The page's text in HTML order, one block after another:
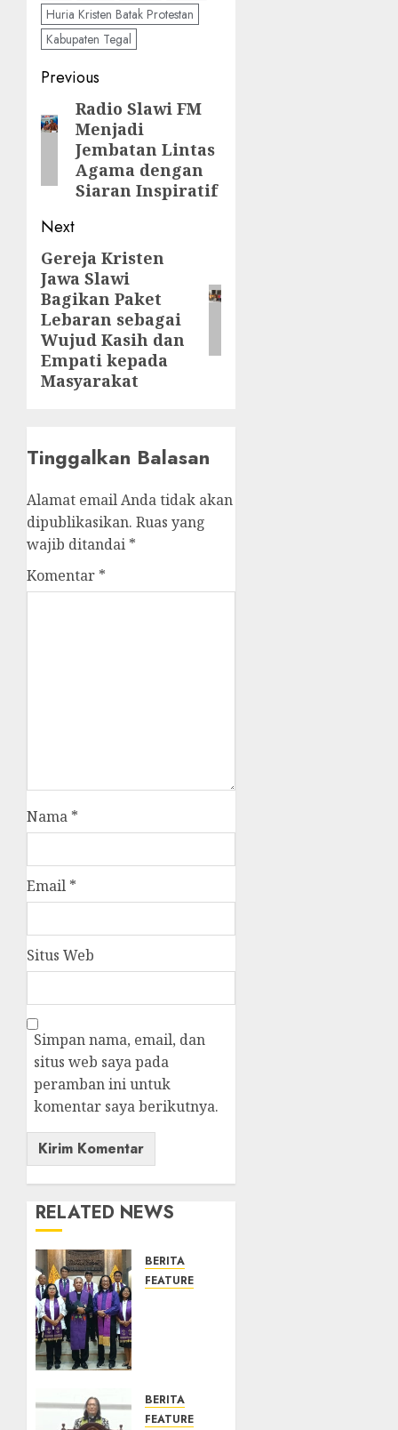
Huria Kristen Batak Protestan
Kabupaten Tegal
Post
navigation
Previous
Previous
post:
Radio Slawi FM
Menjadi
Jembatan Lintas
Agama dengan
Siaran Inspiratif
Next
Next
post:
Gereja Kristen
Jawa Slawi
Bagikan Paket
Lebaran sebagai
Wujud Kasih dan
Empati kepada
Masyarakat
Tinggalkan Balasan
Alamat email Anda tidak akan
dipublikasikan. Ruas yang
wajib ditandai *
Komentar *
Nama *
Email *
Situs Web
Simpan nama, email, dan
situs web saya pada
peramban ini untuk
komentar saya berikutnya.
RELATED NEWS
BERITA
FEATURE
Slawi
Balas
BERITA
FEATURE